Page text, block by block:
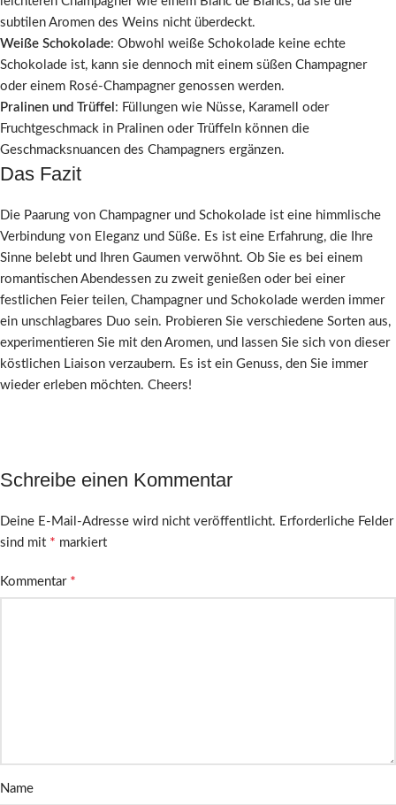
subtilen Aromen des Weins nicht überdeckt.
Weiße Schokolade: Obwohl weiße Schokolade keine echte
Schokolade ist, kann sie dennoch mit einem süßen Champagner
oder einem Rosé-Champagner genossen werden.
Pralinen und Trüffel : Füllungen wie Nüsse, Karamell oder
Fruchtgeschmack in Pralinen oder Trüffeln können die
Geschmacksnuancen des Champagners ergänzen.
Das Fazit
Die Paarung von Champagner und Schokolade ist eine himmlische
Verbindung von Eleganz und Süße. Es ist eine Erfahrung, die Ihre
Sinne belebt und Ihren Gaumen verwöhnt. Ob Sie es bei einem
romantischen Abendessen zu zweit genießen oder bei einer
festlichen Feier teilen, Champagner und Schokolade werden immer
ein unschlagbares Duo sein. Probieren Sie verschiedene Sorten aus,
experimentieren Sie mit den Aromen, und lassen Sie sich von dieser
köstlichen Liaison verzaubern. Es ist ein Genuss, den Sie immer
wieder erleben möchten. Cheers!
Schreibe einen Kommentar
Deine E-Mail-Adresse wird nicht veröffentlicht. Erforderliche Felder
sind mit * markiert
Kommentar *
Name